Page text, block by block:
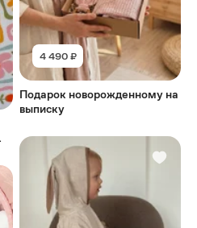
4 490 ₽
Подарок новорожденному на
выписку